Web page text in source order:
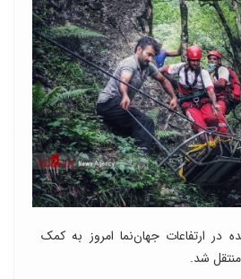
ارتفاعات جهان‌نما امروز به کمک
شد.